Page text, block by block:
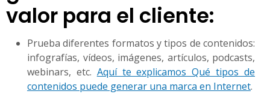
valor para el cliente:
Prueba diferentes formatos y tipos de contenidos:
infografías, vídeos, imágenes, artículos, podcasts,
webinars, etc. Aquí te explicamos Qué tipos de
contenidos puede generar una marca en Internet.